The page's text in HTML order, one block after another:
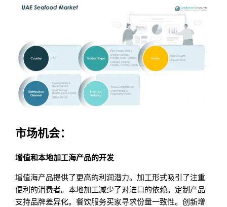
市场机会：
增值和本地加工海产品的开发
增值海产品提供了更高的利润潜力。加工形式吸引了注重
便利的消费者。本地加工减少了对进口的依赖。定制产品
支持品牌差异化。餐饮服务买家寻求份量一致性。创新增